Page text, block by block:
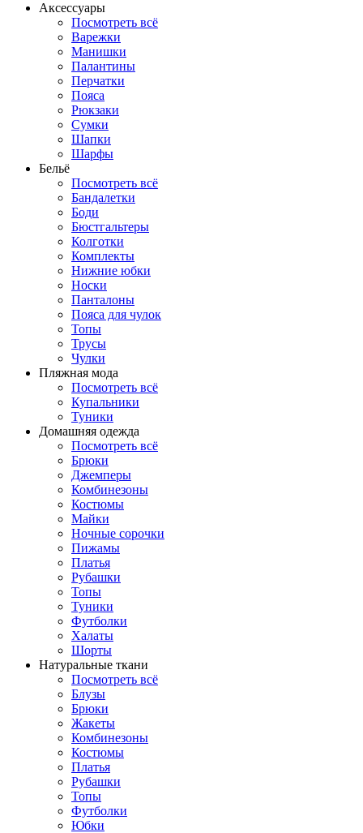
Аксессуары
Посмотреть всё
Варежки
Манишки
Палантины
Перчатки
Пояса
Рюкзаки
Сумки
Шапки
Шарфы
Бельё
Посмотреть всё
Бандалетки
Боди
Бюстгальтеры
Колготки
Комплекты
Нижние юбки
Носки
Панталоны
Поясa для чулок
Топы
Трусы
Чулки
Пляжная мода
Посмотреть всё
Купальники
Туники
Домашняя одежда
Посмотреть всё
Брюки
Джемперы
Комбинезоны
Костюмы
Майки
Ночные сорочки
Пижамы
Платья
Рубашки
Топы
Туники
Футболки
Халаты
Шорты
Натуральные ткани
Посмотреть всё
Блузы
Брюки
Жакеты
Комбинезоны
Костюмы
Платья
Рубашки
Топы
Футболки
Юбки